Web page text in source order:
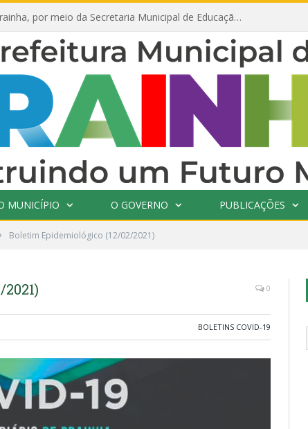
Prefeitura de Prainha, por meio da Secretaria Municipal de Educação, abre 354 vagas na área da Educação para 2025 com processo seletivo simplificado
MUNICÍPIO O GOVERNO PUBLICAÇÕES
Boletim Epidemiológico (12/02/2021)
0
BOLETINS COVID-19